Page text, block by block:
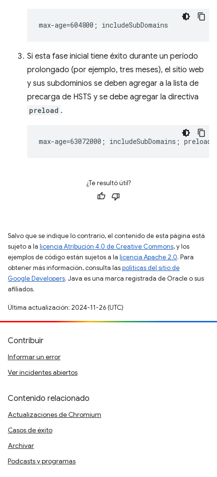
Si esta fase inicial tiene éxito durante un período
prolongado (por ejemplo, tres meses), el sitio web
y sus subdominios se deben agregar a la lista de
precarga de HSTS y se debe agregar la directiva
preload .
¿Te resultó útil?
Salvo que se indique lo contrario, el contenido de esta página está
sujeto a la licencia Atribución 4.0 de Creative Commons, y los
ejemplos de código están sujetos a la licencia Apache 2.0. Para
obtener más información, consulta laspolíticas del sitio de
Google Developers. Java es una marca registrada de Oracle o sus
afiliados.
Última actualización: 2024-11-26 (UTC)
Contribuir
Informar un error
Ver incidentes abiertos
Contenido relacionado
Actualizaciones de Chromium
Casos de éxito
Archivar
Podcasts y programas